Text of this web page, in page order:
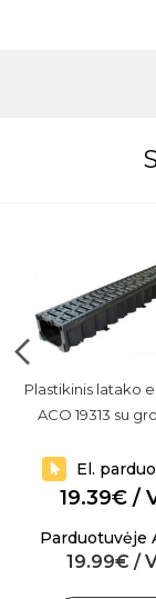
Plastikinis latako
ACO 19313 su
El.
19.39€ /
Parduotuvėje
19.99€ /